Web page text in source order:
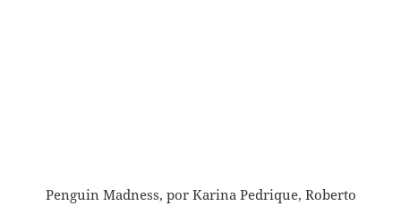
Penguin Madness, por Karina Pedrique, Roberto